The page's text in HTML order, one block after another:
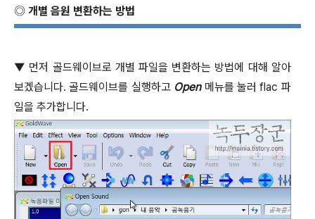
◎ 개별 음원 변환하는 방법
▼ 먼저 골드웨이브로 개별 파일을 변환하는 방법에 대해 알아
보겠습니다.골드웨이브를 실행하고 Open 메뉴를 눌러flac 파
일을 추가합니다.